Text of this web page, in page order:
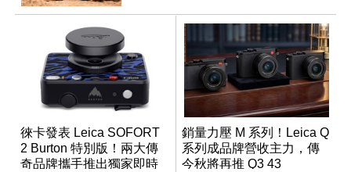
徠卡發表 Leica SOFORT
2 Burton 特別版！兩大傳
奇品牌攜手推出獨家即時
銷量力壓 M 系列！Leica Q
系列成品牌營收主力，傳
今秋將再推 Q3 43